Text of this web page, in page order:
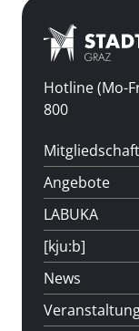
Hotline (Mo-
800
Mitgliedschaft
Angebote
LABUKA
[kju:b]
News